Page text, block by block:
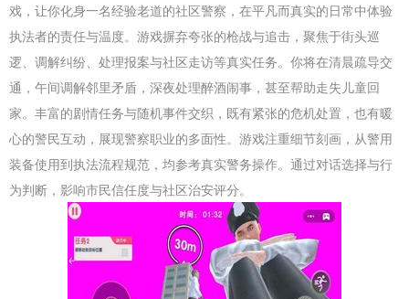
戏，让你化身一名经验老道的社区警察，在平凡而真实的日常中体验
执法者的责任与温度。游戏摒弃夸张的枪战与追击，聚焦于街头巡
逻、调解纠纷、处理报案与社区走访等真实任务。你将在清晨疏导交
通，午间调解邻里矛盾，深夜处理醉酒闹事，甚至帮助走失儿童回
家。丰富的剧情任务与随机事件交织，既有紧张的危机处置，也有暖
心的警民互动，展现警察职业的多面性。游戏注重细节刻画，从警用
装备使用到执法流程规范，均参考真实警务操作。通过对话选择与行
为判断，影响市民信任度与社区治安评分。